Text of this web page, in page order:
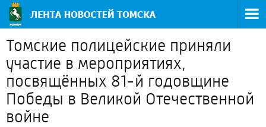
Томские полицейские приняли
участие в мероприятиях,
посвящённых 81-й годовщине
Победы в Великой Отечественной
войне